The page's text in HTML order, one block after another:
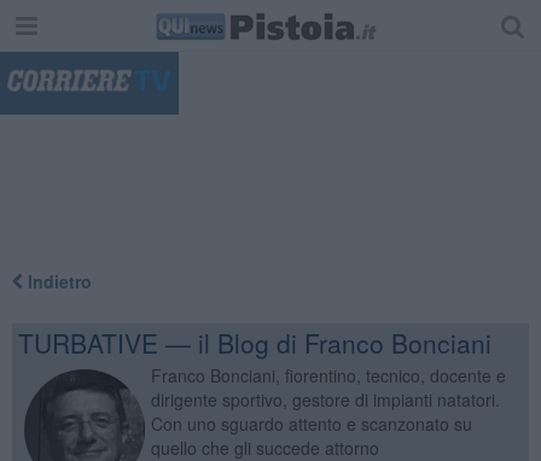
Indietro
TURBATIVE — il Blog di Franco Bonciani
Franco Bonciani, fiorentino, tecnico, docente e
dirigente sportivo, gestore di impianti natatori.
Con uno sguardo attento e scanzonato su
quello che gli succede attorno